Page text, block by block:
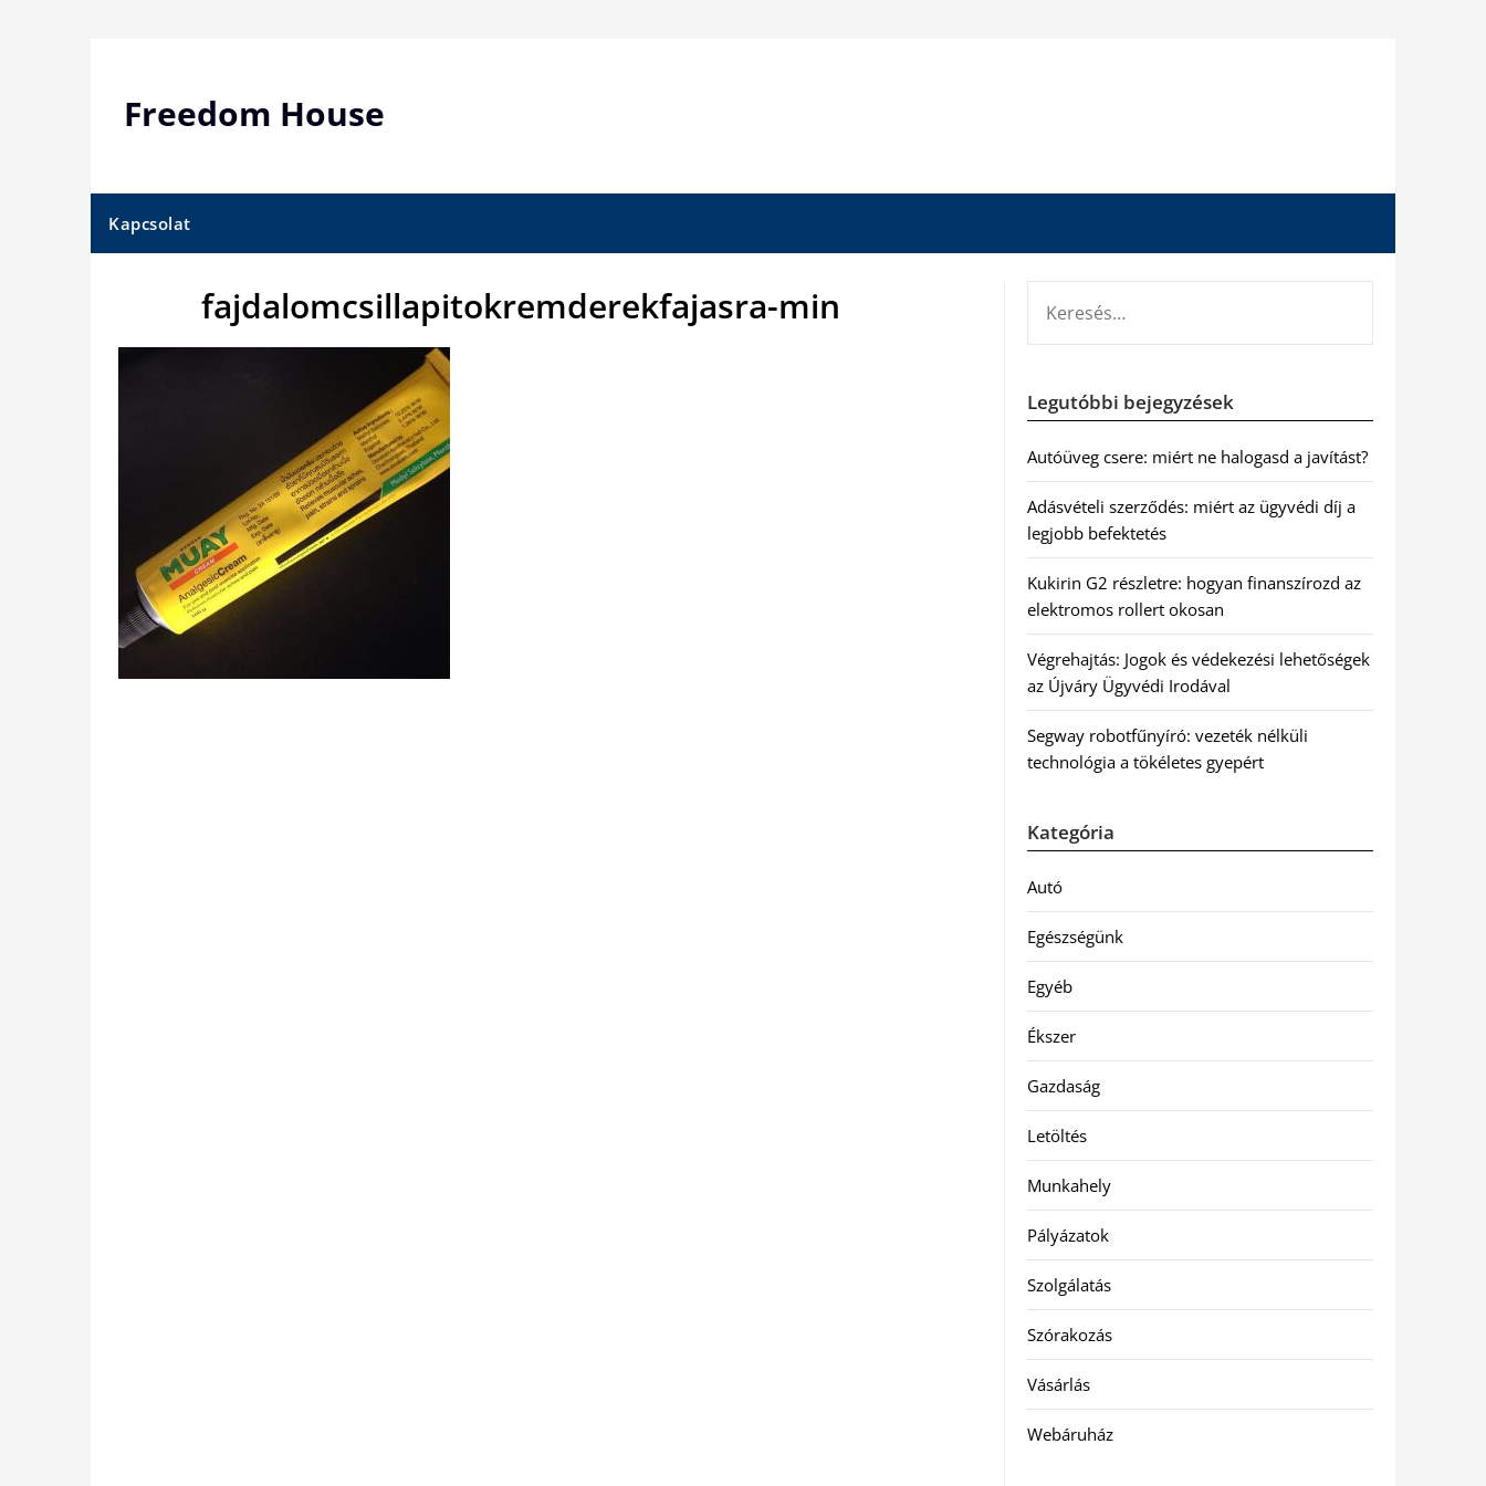
Freedom House
Kapcsolat
fajdalomcsillapitokremderekfajasra-min
Legutóbbi bejegyzések
Autóüveg csere: miért ne halogasd a javítást?
Adásvételi szerződés: miért az ügyvédi díj a
legjobb befektetés
Kukirin G2 részletre: hogyan finanszírozd az
elektromos rollert okosan
Végrehajtás: Jogok és védekezési lehetőségek
az Újváry Ügyvédi Irodával
Segway robotfűnyíró: vezeték nélküli
technológia a tökéletes gyepért
Kategória
Autó
Egészségünk
Egyéb
Ékszer
Gazdaság
Letöltés
Munkahely
Pályázatok
Szolgálatás
Szórakozás
Vásárlás
Webáruház